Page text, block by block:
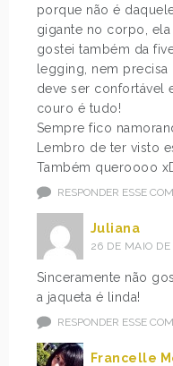
porque não é
gigante no corpo, ela
gostei também da
legging, nem precisa
deve ser confortável
couro é tudo!
Sempre fico
Lembro de ter visto
Também queroooo
RESPONDER ESSE
Juliana
26 DE MAIO
Sinceramente não
a jaqueta é linda!
RESPONDER ESSE
Francelle